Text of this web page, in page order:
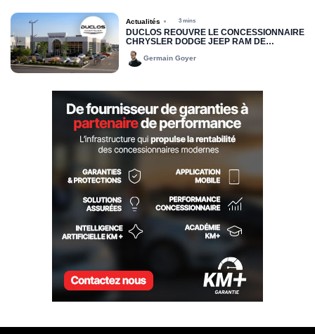
Actualités 3 mins
DUCLOS RÉOUVRE LE CONCESSIONNAIRE
CHRYSLER DODGE JEEP RAM DE
DRUMMONDVILLE
Germain Goyer